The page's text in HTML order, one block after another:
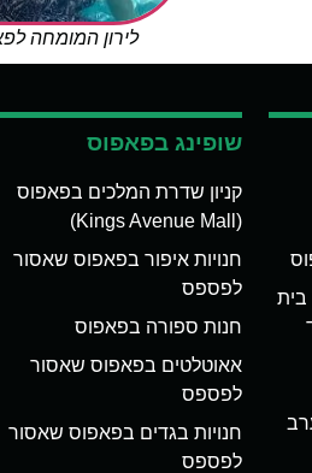
לירון המומחה
בית
שופינג בפאפוס
קניון שדרת המלכים בפאפוס
(Kings Avenue Mall)
חנויות איפור בפאפוס שאסור
לפספס
חנות ספורה בפאפוס
אאוטלטים בפאפוס שאסור
לפספס
חנויות בגדים בפאפוס שאסור
לפספס